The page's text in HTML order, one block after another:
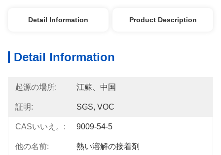
Detail Information Product Description
Detail Information
起源の場所: 江蘇、中国
証明: SGS, VOC
CASいいえ。: 9009-54-5
他の名前: 熱い溶解の接着剤